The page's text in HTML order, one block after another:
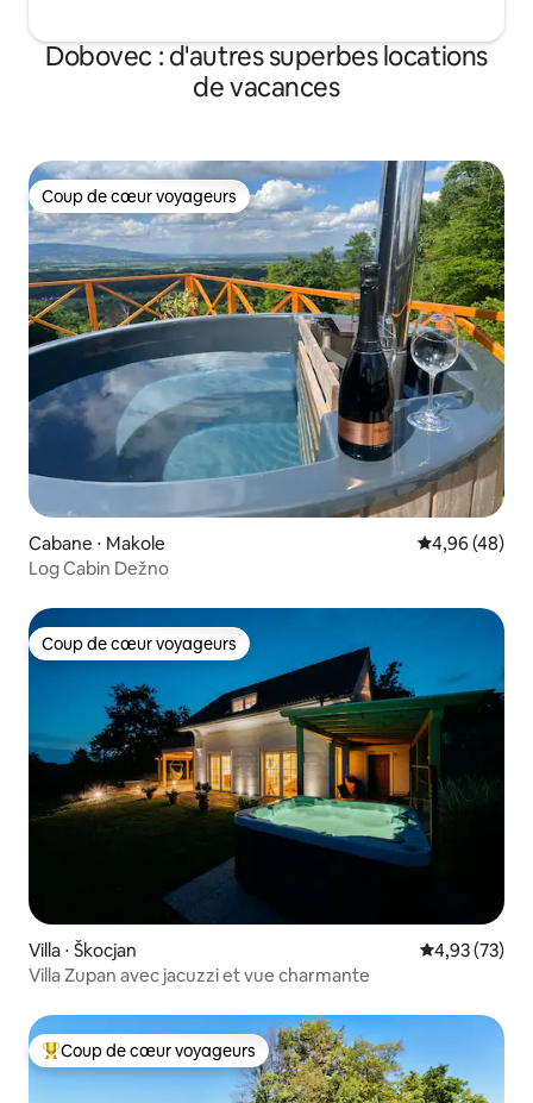
Dobovec : d'autres superbes locations
de vacances
Coup de cœur voyageurs
Coup de cœur voyageurs
Cabane ⋅ Makole Évaluation
4,96 (48)
Log Cabin Dežno
Coup de cœur voyageurs
Coup de cœur voyageurs
Villa ⋅ Škocjan Évaluation
4,93 (73)
Villa Zupan avec jacuzzi et vue charmante
Coups de cœur voyageurs les plus appréciés
Coup de cœur voyageurs